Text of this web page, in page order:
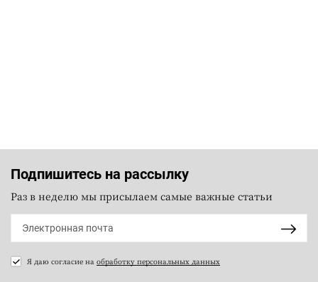
Подпишитесь на рассылку
Раз в неделю мы присылаем самые важные статьи
Я даю согласие на обработку персональных данных